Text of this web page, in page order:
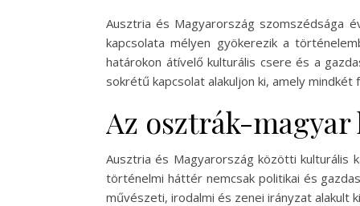
Ausztria és Magyarország szomszédsága
kapcsolata mélyen gyökerezik a
határokon átívelő kulturális csere és a
sokrétű kapcsolat alakuljon ki, amely mindkét
Az osztrák-
Ausztria és Magyarország közötti kulturális
történelmi háttér nemcsak politikai és
művészeti, irodalmi és zenei irányzat alakult